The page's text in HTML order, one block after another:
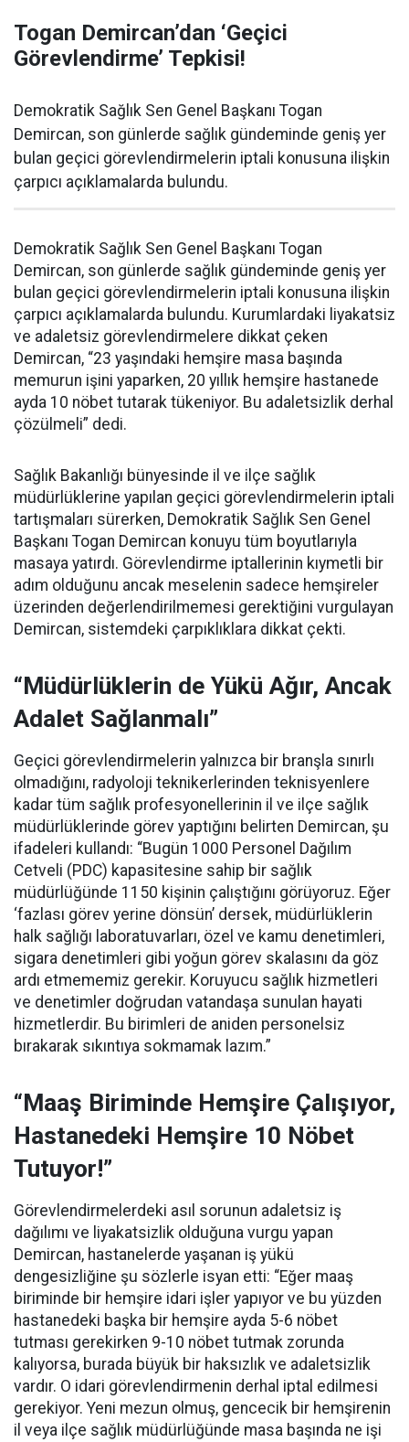
Togan Demircan’dan ‘Geçici
Görevlendirme’ Tepkisi!
Demokratik Sağlık Sen Genel Başkanı Togan
Demircan, son günlerde sağlık gündeminde geniş yer
bulan geçici görevlendirmelerin iptali konusuna ilişkin
çarpıcı açıklamalarda bulundu.
Demokratik Sağlık Sen Genel Başkanı Togan
Demircan, son günlerde sağlık gündeminde geniş yer
bulan geçici görevlendirmelerin iptali konusuna ilişkin
çarpıcı açıklamalarda bulundu. Kurumlardaki liyakatsiz
ve adaletsiz görevlendirmelere dikkat çeken
Demircan, “23 yaşındaki hemşire masa başında
memurun işini yaparken, 20 yıllık hemşire hastanede
ayda 10 nöbet tutarak tükeniyor. Bu adaletsizlik derhal
çözülmeli” dedi.
Sağlık Bakanlığı bünyesinde il ve ilçe sağlık
müdürlüklerine yapılan geçici görevlendirmelerin iptali
tartışmaları sürerken, Demokratik Sağlık Sen Genel
Başkanı Togan Demircan konuyu tüm boyutlarıyla
masaya yatırdı. Görevlendirme iptallerinin kıymetli bir
adım olduğunu ancak meselenin sadece hemşireler
üzerinden değerlendirilmemesi gerektiğini vurgulayan
Demircan, sistemdeki çarpıklıklara dikkat çekti.
“Müdürlüklerin de Yükü Ağır, Ancak
Adalet Sağlanmalı”
Geçici görevlendirmelerin yalnızca bir branşla sınırlı
olmadığını, radyoloji teknikerlerinden teknisyenlere
kadar tüm sağlık profesyonellerinin il ve ilçe sağlık
müdürlüklerinde görev yaptığını belirten Demircan, şu
ifadeleri kullandı: “Bugün 1000 Personel Dağılım
Cetveli (PDC) kapasitesine sahip bir sağlık
müdürlüğünde 1150 kişinin çalıştığını görüyoruz. Eğer
‘fazlası görev yerine dönsün’ dersek, müdürlüklerin
halk sağlığı laboratuvarları, özel ve kamu denetimleri,
sigara denetimleri gibi yoğun görev skalasını da göz
ardı etmememiz gerekir. Koruyucu sağlık hizmetleri
ve denetimler doğrudan vatandaşa sunulan hayati
hizmetlerdir. Bu birimleri de aniden personelsiz
bırakarak sıkıntıya sokmamak lazım.”
“Maaş Biriminde Hemşire Çalışıyor,
Hastanedeki Hemşire 10 Nöbet
Tutuyor!”
Görevlendirmelerdeki asıl sorunun adaletsiz iş
dağılımı ve liyakatsizlik olduğuna vurgu yapan
Demircan, hastanelerde yaşanan iş yükü
dengesizliğine şu sözlerle isyan etti: “Eğer maaş
biriminde bir hemşire idari işler yapıyor ve bu yüzden
hastanedeki başka bir hemşire ayda 5-6 nöbet
tutması gerekirken 9-10 nöbet tutmak zorunda
kalıyorsa, burada büyük bir haksızlık ve adaletsizlik
vardır. O idari görevlendirmenin derhal iptal edilmesi
gerekiyor. Yeni mezun olmuş, gencecik bir hemşirenin
il veya ilçe sağlık müdürlüğünde masa başında ne işi